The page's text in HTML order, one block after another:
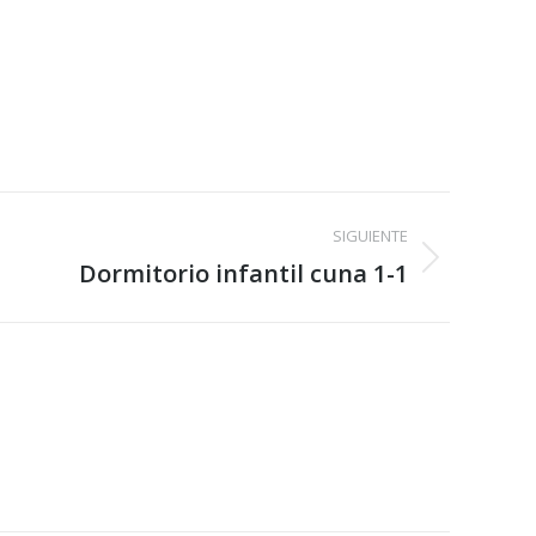
SIGUIENTE
Dormitorio infantil cuna 1-1